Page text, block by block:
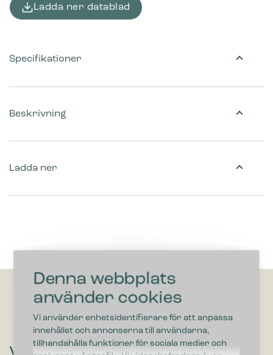
Denna webbplats
använder cookies
Vi använder enhetsidentifierare för att anpassa
innehållet och annonserna till användarna,
tillhandahålla funktioner för sociala medier och
Ladda ner datablad
Beskrivning
Ladda ner
Specifikationer